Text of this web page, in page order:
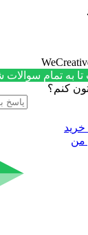
تا به تمام
کنم؟
من